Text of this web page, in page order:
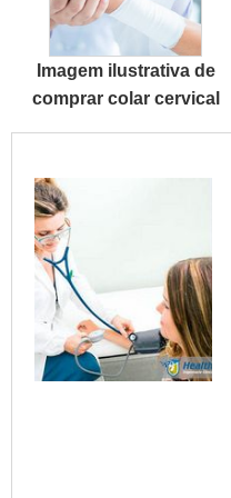
Imagem ilustrativa de
comprar colar cervical